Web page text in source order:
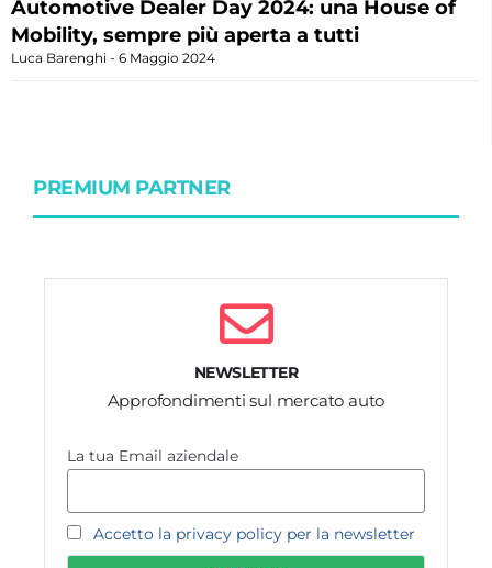
Automotive Dealer Day 2024: una House of
Mobility, sempre più aperta a tutti
Luca Barenghi 6 Maggio 2024
PREMIUM PARTNER
NEWSLETTER
Approfondimenti sul mercato auto
La tua Email aziendale
Accetto la privacy policy per la newsletter